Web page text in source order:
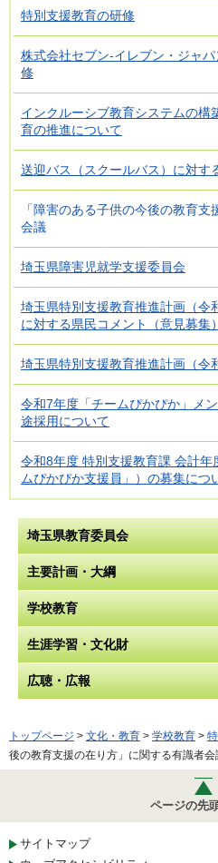
特別支援教育の研修
株式会社セブン‐イレブン・ジャ
修
インクルーシブ教育システムの構
育の推進について
送迎バス（スクールバス）に対す
「障害のある子供の今後の教育
会議
埼玉県障害児就学支援委員会
埼玉県特別支援教育推進計画（令
に対する県民コメント（意見募集
埼玉県特別支援教育推進計画（令
令和7年度「チームぴかぴか」メ
途採用について
令和8年度 特別支援教育課 会計
ムぴかぴか支援員」）の募集につ
埼玉県教育委員会
主要計画・大綱
学校教育
生涯学習・文化財
広聴・広報
トップページ > 文化・教育 > 学校教育 >
後の教育支援の在り方」に関する有識者会
ページの先
サイトマップ